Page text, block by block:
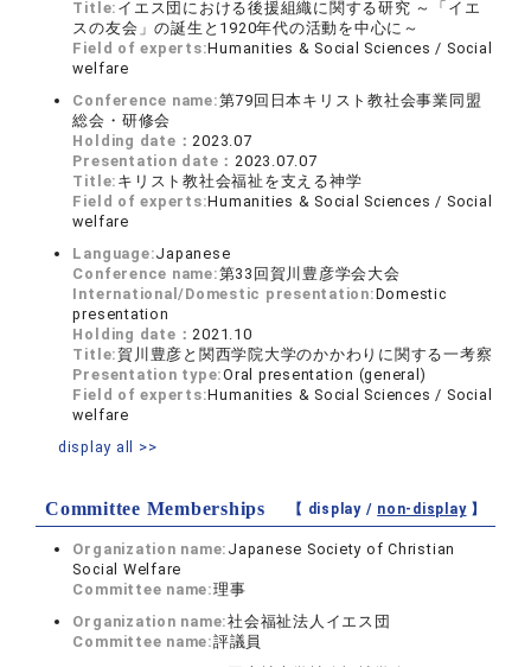
Title: イエス団における後援組織に関する研究 ～「イエ
スの友会」の誕生と1920年代の活動を中心に～
Field of experts:Humanities & Social Sciences / Social
welfare
Conference name:第79回日本キリスト教社会事業同盟
総会・研修会
Holding date：2023.07
Presentation date：2023.07.07
Title: キリスト教社会福祉を支える神学
Field of experts:Humanities & Social Sciences / Social
welfare
Language:Japanese
Conference name:第33回賀川豊彦学会大会
International/Domestic presentation:Domestic
presentation
Holding date：2021.10
Title:賀川豊彦と関西学院大学のかかわりに関する一考察
Presentation type:Oral presentation (general)
Field of experts:Humanities & Social Sciences / Social
welfare
display all >>
Committee Memberships 【 display / non-display】
Organization name: Japanese Society of Christian
Social Welfare
Committee name:理事
Organization name:社会福祉法人イエス団
Committee name:評議員